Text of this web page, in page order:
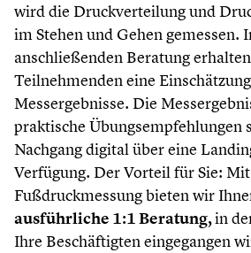
wird die Druckverteilung und
im Stehen und Gehen gemessen.
anschließenden Beratung
Teilnehmenden eine
Messergebnisse. Die
praktische Übungsempfehlungen
Nachgang digital über eine
Verfügung. Der Vorteil für Sie:
Fußdruckmessung bieten wir
ausführliche 1:1 Beratung,in
Ihre Beschäftigten eingegangen